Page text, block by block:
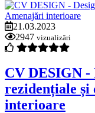
21.03.2023
2947 vizualizări
CV DESIGN -
rezidențiale și
interioare